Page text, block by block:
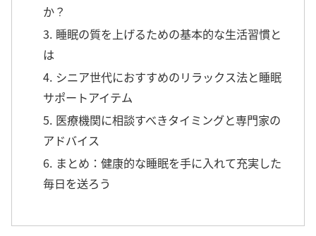
か？
3. 睡眠の質を上げるための基本的な生活習慣と
は
4. シニア世代におすすめのリラックス法と睡眠
サポートアイテム
5. 医療機関に相談すべきタイミングと専門家の
アドバイス
6. まとめ：健康的な睡眠を手に入れて充実した
毎日を送ろう